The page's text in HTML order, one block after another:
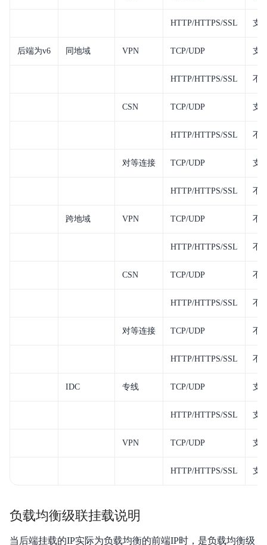
HTTP/HTTPS/SSL 支
后端为v6 同地域 VPN TCP/UDP 支
HTTP/HTTPS/SSL 不
CSN TCP/UDP 支
HTTP/HTTPS/SSL 不
对等连接 TCP/UDP 支
HTTP/HTTPS/SSL 不
跨地域 VPN TCP/UDP 不
HTTP/HTTPS/SSL 不
CSN TCP/UDP 不
HTTP/HTTPS/SSL 不
对等连接 TCP/UDP 不
HTTP/HTTPS/SSL 不
IDC 专线 TCP/UDP 支
HTTP/HTTPS/SSL 支
VPN TCP/UDP 支
HTTP/HTTPS/SSL 支
负载均衡级联挂载说明
当后端挂载的IP实际为负载均衡的前端IP时，是负载均衡级